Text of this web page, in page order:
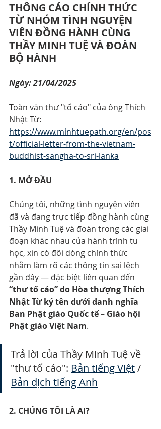
THÔNG CÁO CHÍNH THỨC
TỪ NHÓM TÌNH NGUYỆN
VIÊN ĐỒNG HÀNH CÙNG
THẦY MINH TUỆ VÀ ĐOÀN
BỘ HÀNH
Ngày: 21/04/2025
Toàn văn thư "tố cáo" của ông Thích
Nhật Từ:
https://www.minhtuepath.org/en/pos
t/official-letter-from-the-vietnam-
buddhist-sangha-to-sri-lanka
1. MỞ ĐẦU
Chúng tôi, những tình nguyện viên
đã và đang trực tiếp đồng hành cùng
Thầy Minh Tuệ và đoàn trong các giai
đoạn khác nhau của hành trình tu
học, xin có đôi dòng chính thức
nhằm làm rõ các thông tin sai lệch
gần đây — đặc biệt liên quan đến
“thư tố cáo” do Hòa thượng Thích
Nhật Từ ký tên dưới danh nghĩa
Ban Phật giáo Quốc tế – Giáo hội
Phật giáo Việt Nam.
Trả lời của Thầy Minh Tuệ về
"thư tố cáo": Bản tiếng Việt /
Bản dịch tiếng Anh
2. CHÚNG TÔI LÀ AI?